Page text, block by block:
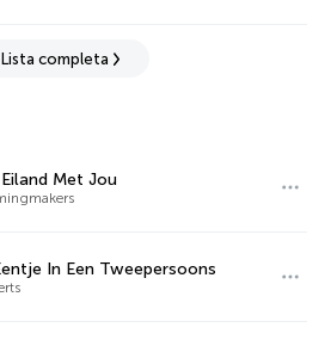
Lista completa
Met Jou
In Een Tweepersoons